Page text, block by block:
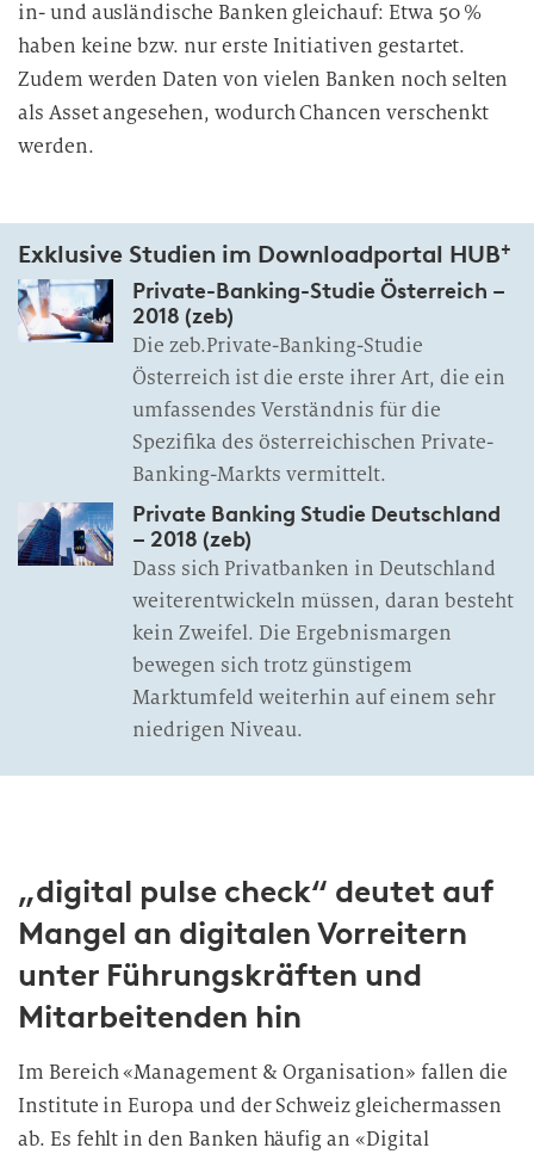
in- und ausländische Banken gleichauf: Etwa 50 %
haben keine bzw. nur erste Initiativen gestartet.
Zudem werden Daten von vielen Banken noch selten
als Asset angesehen, wodurch Chancen verschenkt
werden.
Exklusive Studien im Downloadportal HUB+
Private-Banking-Studie Österreich –
2018 (zeb)
Die zeb.Private-Banking-Studie
Österreich ist die erste ihrer Art, die ein
umfassendes Verständnis für die
Spezifika des österreichischen Private-
Banking-Markts vermittelt.
Private Banking Studie Deutschland
– 2018 (zeb)
Dass sich Privatbanken in Deutschland
weiterentwickeln müssen, daran besteht
kein Zweifel. Die Ergebnismargen
bewegen sich trotz günstigem
Marktumfeld weiterhin auf einem sehr
niedrigen Niveau.
„digital pulse check“ deutet auf
Mangel an digitalen Vorreitern
unter Führungskräften und
Mitarbeitenden hin
Im Bereich «Management & Organisation» fallen die
Institute in Europa und der Schweiz gleichermassen
ab. Es fehlt in den Banken häufig an «Digital